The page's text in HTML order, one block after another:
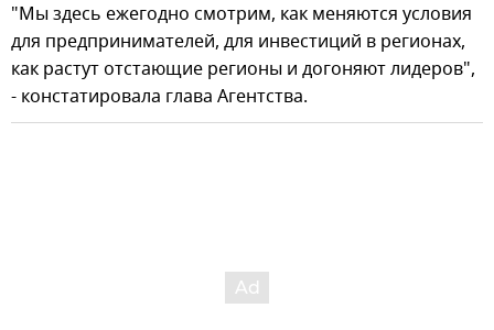
"Мы здесь ежегодно смотрим, как меняются условия
для предпринимателей, для инвестиций в регионах,
как растут отстающие регионы и догоняют лидеров",
- констатировала глава Агентства.